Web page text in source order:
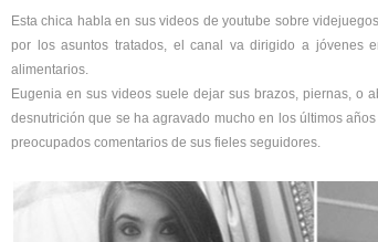
Esta chica habla en sus videos de youtube sobre
por los asuntos tratados, el canal va dirigido a jóvenes
alimentarios.
Eugenia en sus videos suele dejar sus brazos, piernas, o
desnutrición que se ha agravado mucho en los últimos
preocupados comentarios de sus fieles seguidores.